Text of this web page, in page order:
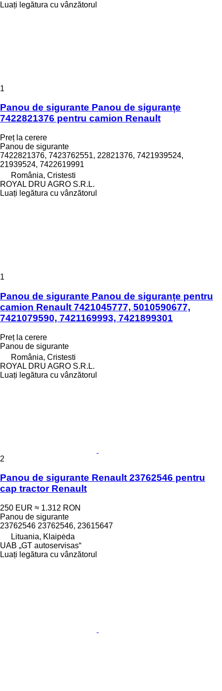
Luați legătura cu vânzătorul
1
Panou de sigurante Panou de siguranțe
7422821376 pentru camion Renault
Preț la cerere
Panou de sigurante
7422821376, 7423762551, 22821376, 7421939524,
21939524, 7422619991
România, Cristesti
ROYAL DRU AGRO S.R.L.
Luați legătura cu vânzătorul
1
Panou de sigurante Panou de siguranțe pentru
camion Renault 7421045777, 5010590677,
7421079590, 7421169993, 7421899301
Preț la cerere
Panou de sigurante
România, Cristesti
ROYAL DRU AGRO S.R.L.
Luați legătura cu vânzătorul
2
Panou de sigurante Renault 23762546 pentru
cap tractor Renault
250 EUR ≈ 1.312 RON
Panou de sigurante
23762546 23762546, 23615647
Lituania, Klaipėda
UAB „GT autoservisas“
Luați legătura cu vânzătorul